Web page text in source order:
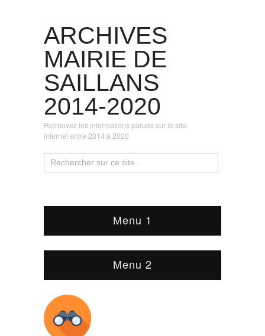
ARCHIVES
MAIRIE DE
SAILLANS
2014-2020
Retrouvez les informations parues sur le site
internet entre 2014 à 2020
Menu 1
Menu 2